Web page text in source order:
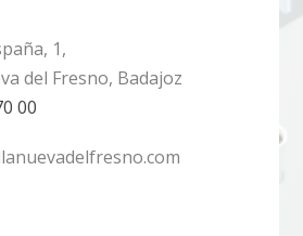
1,
del Fresno, Badajoz
00